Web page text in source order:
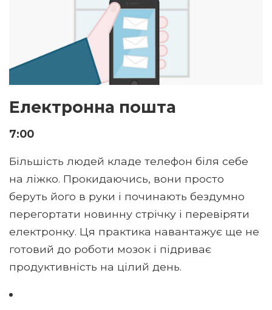
Електронна пошта
7:00
Більшість людей кладе телефон біля себе
на ліжко. Прокидаючись, вони просто
беруть його в руки і починають бездумно
перегортати новинну стрічку і перевіряти
електронку. Ця практика навантажує ще не
готовий до роботи мозок і підриває
продуктивність на цілий день.